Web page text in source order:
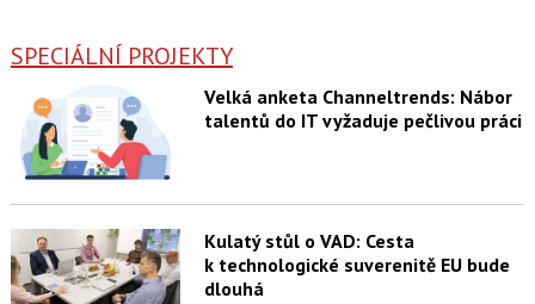
SPECIÁLNÍ PROJEKTY
Velká anketa Channeltrends: Nábor
talentů do IT vyžaduje pečlivou práci
Kulatý stůl o VAD: Cesta
k technologické suverenitě EU bude
dlouhá